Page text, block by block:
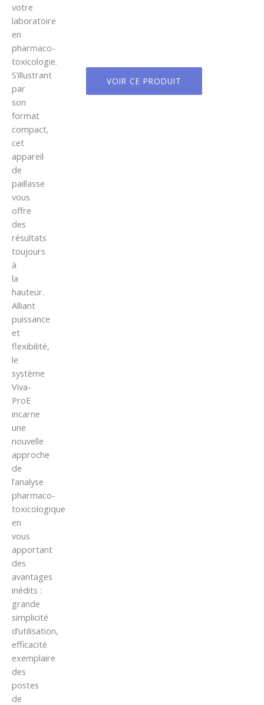
votre
laboratoire
en
pharmaco-
toxicologie.
S’illustrant
par
son
format
compact,
cet
appareil
de
paillasse
vous
offre
des
résultats
toujours
à
la
hauteur.
Alliant
puissance
et
flexibilité,
le
système
Viva-
ProE
incarne
une
nouvelle
approche
de
l’analyse
pharmaco-
toxicologique
en
vous
apportant
des
avantages
inédits :
grande
simplicité
d’utilisation,
efficacité
exemplaire
des
postes
de
VOIR CE PRODUIT